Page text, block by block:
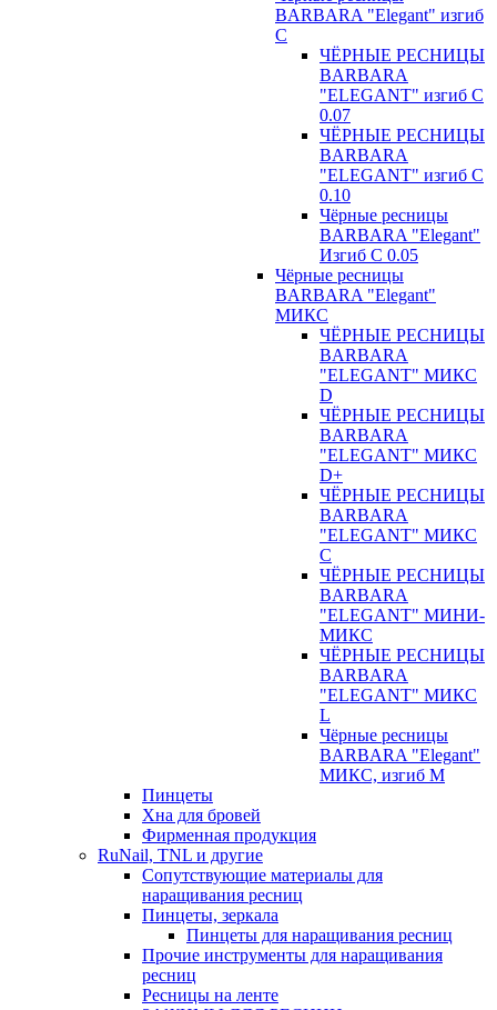
BARBARA "Elegant" изгиб
С
ЧЁРНЫЕ РЕСНИЦЫ
BARBARA
"ELEGANT" изгиб С
0.07
ЧЁРНЫЕ РЕСНИЦЫ
BARBARA
"ELEGANT" изгиб С
0.10
Чёрные ресницы
BARBARA "Elegant"
Изгиб С 0.05
Чёрные ресницы
BARBARA "Elegant"
МИКС
ЧЁРНЫЕ РЕСНИЦЫ
BARBARA
"ELEGANT" МИКС
D
ЧЁРНЫЕ РЕСНИЦЫ
BARBARA
"ELEGANT" МИКС
D+
ЧЁРНЫЕ РЕСНИЦЫ
BARBARA
"ELEGANT" МИКС
С
ЧЁРНЫЕ РЕСНИЦЫ
BARBARA
"ELEGANT" МИНИ-
МИКС
ЧЁРНЫЕ РЕСНИЦЫ
BARBARA
"ELEGANT" МИКС
L
Чёрные ресницы
BARBARA "Elegant"
МИКС, изгиб М
Пинцеты
Хна для бровей
Фирменная продукция
RuNail, TNL и другие
Сопутствующие материалы для
наращивания ресниц
Пинцеты, зеркала
Пинцеты для наращивания ресниц
Прочие инструменты для наращивания
ресниц
Ресницы на ленте